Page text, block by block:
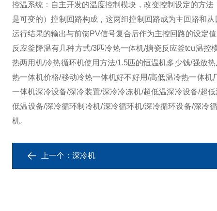
控温系统：自主开发的温度控制模块，改变控制设定的方
是可变的）控制回路构成，这两组控制回路成为主回路和
运行结果的输出与前馈PV信号复合后作为主控回路的设定
反应釜降温有几种方式/3匹冷热一体机/搪瓷反应釜tcu温
热两用机/冷热循环机使用方法/1.5匹的恒温机多少钱/强放
热一体机价格/移动冷热一体机好不好用/高低温冷热一体
一体机深冷设备/深冷装置/深冷冷冻机/超低温深冷设备/超
低温设备/深冷循环制冷机/深冷循环机/深冷循环设备/深冷
机。
上一个： 深冷机